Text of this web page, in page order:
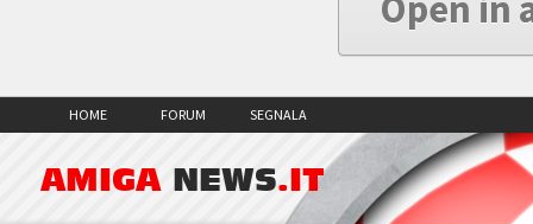
HOME FORUM SEGNALA
AMIGA NEWS.IT